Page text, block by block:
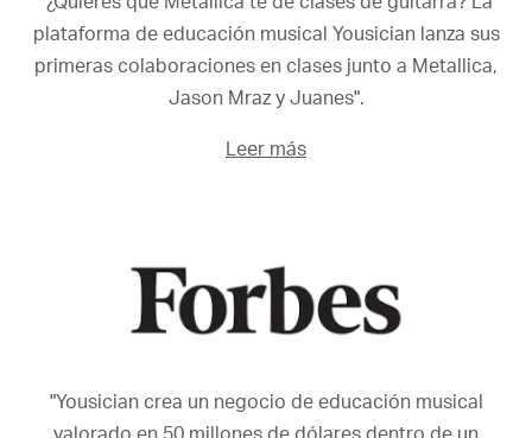
plataforma de educación musical Yousician lanza sus
primeras colaboraciones en clases junto a Metallica,
Jason Mraz y Juanes".
Leer más
"Yousician crea un negocio de educación musical
valorado en 50 millones de dólares dentro de un